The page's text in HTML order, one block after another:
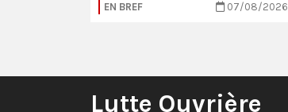
EN BREF 07/08/2026
Lutte Ouvrière